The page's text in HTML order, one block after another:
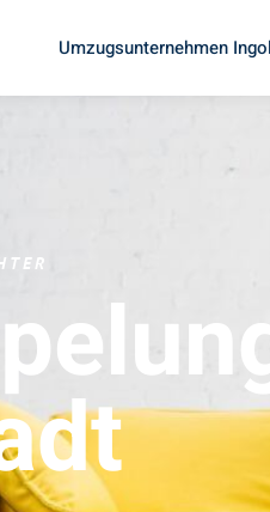
Umzugsunternehmen